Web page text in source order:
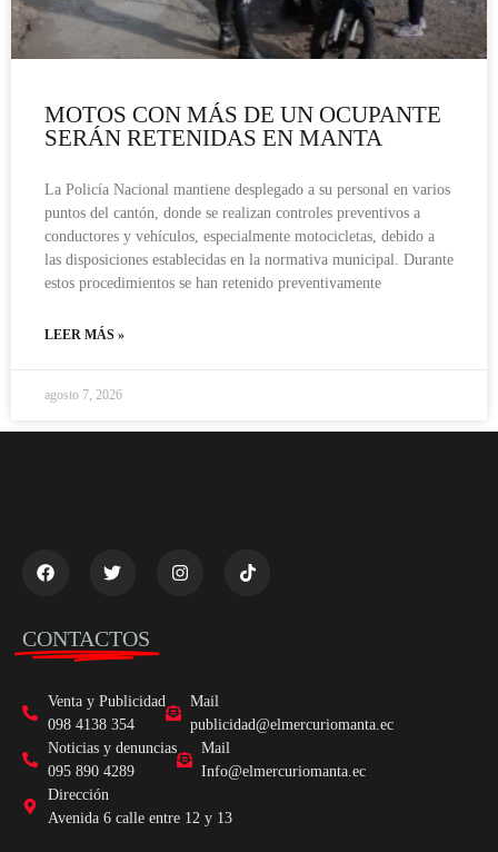
MOTOS CON MÁS DE UN OCUPANTE
SERÁN RETENIDAS EN MANTA
La Policía Nacional mantiene desplegado a su personal en varios
puntos del cantón, donde se realizan controles preventivos a
conductores y vehículos, especialmente motocicletas, debido a
las disposiciones establecidas en la normativa municipal. Durante
estos procedimientos se han retenido preventivamente
LEER MÁS »
agosto 7, 2026
CONTACTOS
Venta y Publicidad
098 4138 354
Mail
publicidad@elmercuriomanta.ec
Noticias y denuncias
095 890 4289
Mail
Info@elmercuriomanta.ec
Dirección
Avenida 6 calle entre 12 y 13